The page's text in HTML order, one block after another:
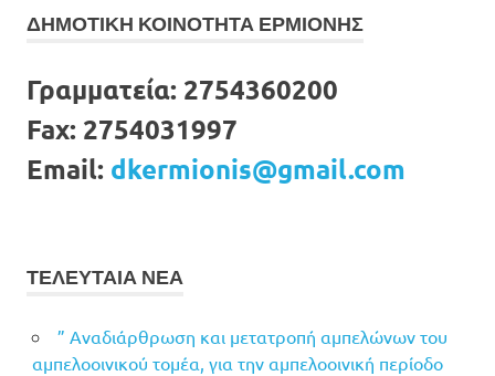
ΔΗΜΟΤΙΚΗ ΚΟΙΝΟΤΗΤΑ ΕΡΜΙΟΝΗΣ
Γραμματεία: 2754360200
Fax: 2754031997
Email: dkermionis@gmail.com
ΤΕΛΕΥΤΑΙΑ ΝΕΑ
” Αναδιάρθρωση και μετατροπή αμπελώνων του
αμπελοοινικού τομέα, για την αμπελοοινική περίοδο